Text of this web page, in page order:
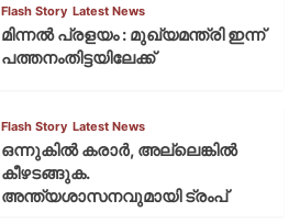
Flash Story Latest News
മിന്നല്‍ പ്രളയം : മുഖ്യമന്ത്രി ഇന്ന്
പത്തനംതിട്ടയിലേക്ക്
Flash Story Latest News
ഒന്നുകില്‍ കരാര്‍, അല്ലെങ്കില്‍
കീഴടങ്ങുക.
അന്ത്യശാസനവുമായി ട്രംപ്